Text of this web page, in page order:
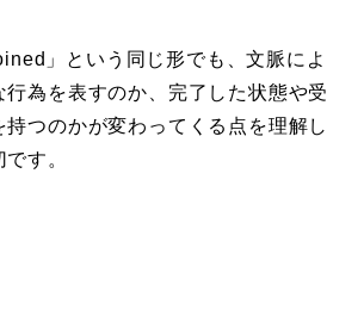
」という同じ形でも、文脈によ
行為を表すのか、完了した状態や受
持つのかが変わってくる点を理解し
す。